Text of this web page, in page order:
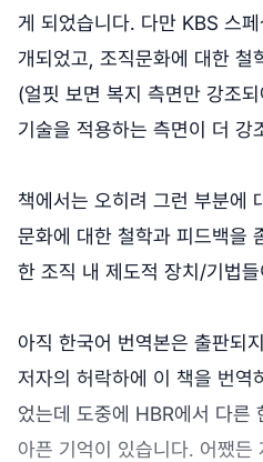
게 되었습니다. 다만 KBS 스
개되었고, 조직문화에 대한 철
(얼핏 보면 복지 측면만 강조
기술을 적용하는 측면이 더 강
책에서는 오히려 그런 부분에
문화에 대한 철학과 피드백을
한 조직 내 제도적 장치/기법
아직 한국어 번역본은 출판되
저자의 허락하에 이 책을 번역
었는데 도중에 HBR에서 다른
아픈 기억이 있습니다. 어쨌든